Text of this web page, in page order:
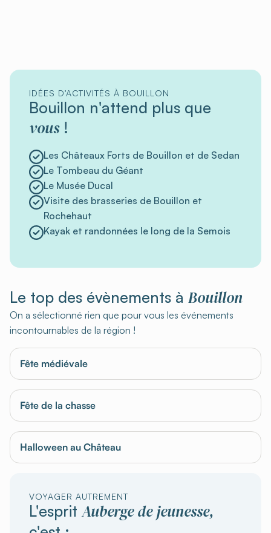
IDÉES D’ACTIVITÉS À BOUILLON
Bouillon n'attend plus que
vous!
Les Châteaux Forts de Bouillon et de Sedan
Le Tombeau du Géant
Le Musée Ducal
Visite des brasseries de Bouillon et
Rochehaut
Kayak et randonnées le long de la Semois
Le top des évènements à Bouillon
On a sélectionné rien que pour vous les événements
incontournables de la région !
Fête médiévale
Fête de la chasse
Halloween au Château
VOYAGER AUTREMENT
L'esprit Auberge de jeunesse,